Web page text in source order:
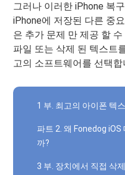
그러나 이러한 iPhone 복
iPhone에 저장된 다른 중
은 추가 문제 만 제공 할
파일 또는 삭제 된 텍스트
고의 소프트웨어를 선택합
1 부. 최고의 아이폰 텍
파트 2. 왜 Fonedog
까?
3 부. 장치에서 직접 삭